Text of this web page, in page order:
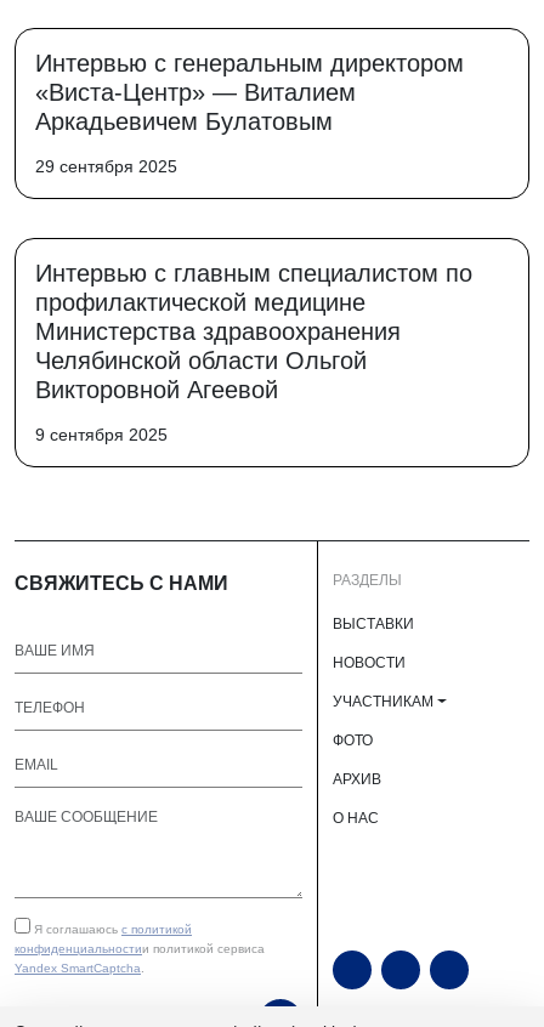
Интервью с генеральным директором
«Виста-Центр» — Виталием
Аркадьевичем Булатовым
29 сентября 2025
Интервью с главным специалистом по
профилактической медицине
Министерства здравоохранения
Челябинской области Ольгой
Викторовной Агеевой
9 сентября 2025
СВЯЖИТЕСЬ С НАМИ
Я соглашаюсь с политикой
конфиденциальностии политикой сервиса
Yandex SmartCaptcha.
РАЗДЕЛЫ
ВЫСТАВКИ
НОВОСТИ
УЧАСТНИКАМ
ФОТО
АРХИВ
О НАС